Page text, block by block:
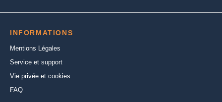
INFORMATIONS
Mentions Légales
Service et support
Vie privée et cookies
FAQ